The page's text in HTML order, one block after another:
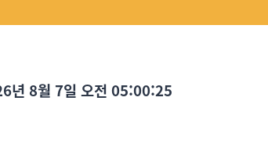
년 8월 7일 오전 05:00:26